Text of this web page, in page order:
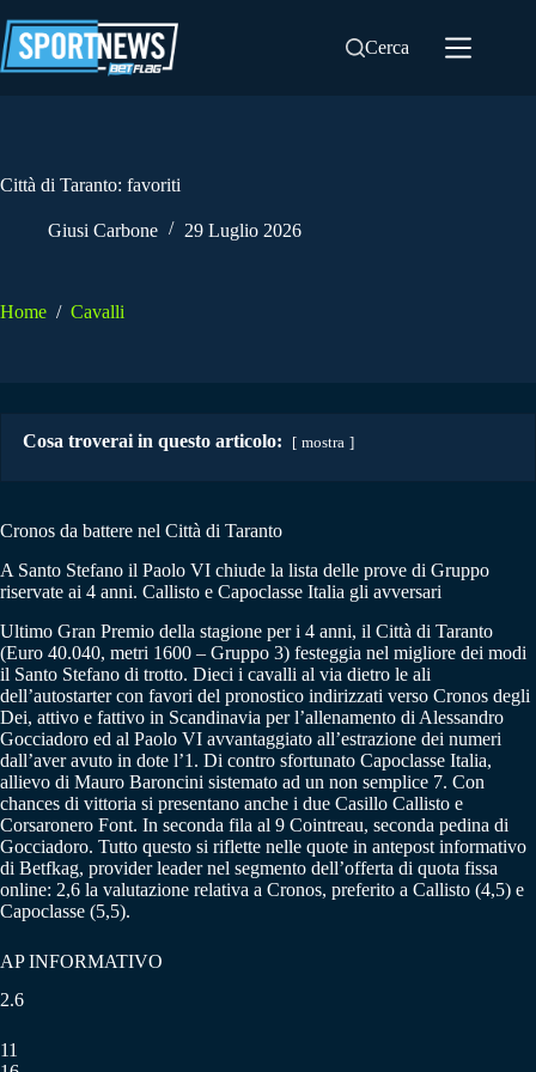
al
contenuto
Cerca
Città di Taranto: favoriti
Giusi Carbone 29 Luglio 2026
Home / Cavalli
Cosa troverai in questo articolo: mostra
Cronos da battere nel Città di Taranto
A Santo Stefano il Paolo VI chiude la lista delle prove di Gruppo
riservate ai 4 anni. Callisto e Capoclasse Italia gli avversari
Ultimo Gran Premio della stagione per i 4 anni, il Città di Taranto
(Euro 40.040, metri 1600 – Gruppo 3) festeggia nel migliore dei modi
il Santo Stefano di trotto. Dieci i cavalli al via dietro le ali
dell’autostarter con favori del pronostico indirizzati verso Cronos degli
Dei, attivo e fattivo in Scandinavia per l’allenamento di Alessandro
Gocciadoro ed al Paolo VI avvantaggiato all’estrazione dei numeri
dall’aver avuto in dote l’1. Di contro sfortunato Capoclasse Italia,
allievo di Mauro Baroncini sistemato ad un non semplice 7. Con
chances di vittoria si presentano anche i due Casillo Callisto e
Corsaronero Font. In seconda fila al 9 Cointreau, seconda pedina di
Gocciadoro. Tutto questo si riflette nelle quote in antepost informativo
di Betfkag, provider leader nel segmento dell’offerta di quota fissa
online: 2,6 la valutazione relativa a Cronos, preferito a Callisto (4,5) e
Capoclasse (5,5).
AP INFORMATIVO
2.6
11